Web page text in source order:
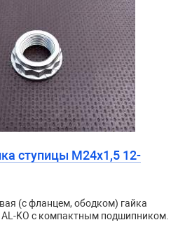
ступицы М24х1,5 12-
(с фланцем, ободком) гайка
KO с компактным подшипником.